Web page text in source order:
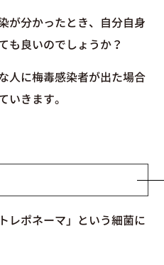
が分かったとき、自分自身
も良いのでしょうか？
人に梅毒感染者が出た場合
いきます。
レポネーマ」という細菌に